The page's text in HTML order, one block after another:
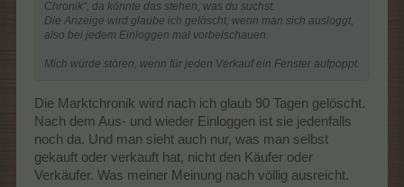
Chronik", da könnte das stehen, was du suchst.
Die Anzeige wird glaube ich gelöscht, wenn man sich ausloggt,
also bei jedem Einloggen mal vorbeischauen.
Mich würde stören, wenn für jeden Verkauf ein Fenster aufpoppt.
Die Marktchronik wird nach ich glaub 90 Tagen gelöscht.
Nach dem Aus- und wieder Einloggen ist sie jedenfalls
noch da. Und man sieht auch nur, was man selbst
gekauft oder verkauft hat, nicht den Käufer oder
Verkäufer. Was meiner Meinung nach völlig ausreicht.